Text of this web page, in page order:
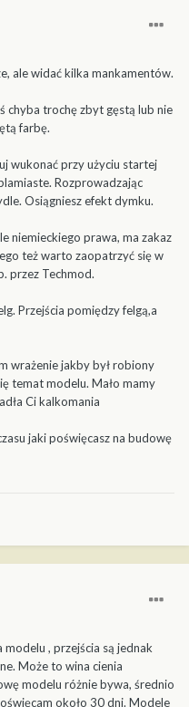
ale widać kilka mankamentów.
chyba trochę zbyt gęstą lub nie
farbę.
wukonać przy użyciu startej
Rozprowadzając
Osiągniesz efekt dymku.
niemieckiego prawa, ma zakaz
też warto zaopatrzyć się w
przez Techmod.
Przejścia pomiędzy felgą,a
wrażenie jakby był robiony
temat modelu. Mało mamy
Ci kalkomania
jaki poświęcasz na budowę
modelu , przejścia są jednak
Może to wina cienia
modelu różnie bywa, średnio
około 30 dni. Modele